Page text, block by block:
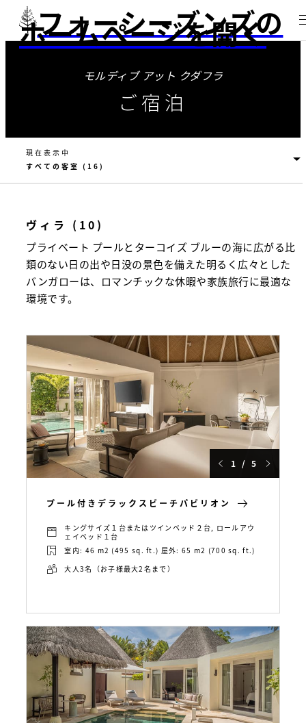
フォーシーズンズの
ホームページを開く
モルディブ アット クダフラ
ご宿泊
現在表示中
ヴィラ (10)
プライベート プールとターコイズ ブルーの海に広がる比
類のない日の出や日没の景色を備えた明るく広々とした
バンガローは、ロマンチックな休暇や家族旅行に最適な
環境です。
1 / 5
プール付きデラックスビーチパビリオン
キングサイズ１台またはツインベッド２台, ロールアウ
ェイベッド１台
室内: 46 m2 (495 sq. ft.) 屋外: 65 m2 (700 sq. ft.)
大人3名（お子様最大2名まで）